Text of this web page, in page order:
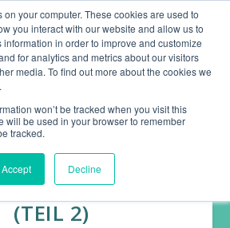
your computer. These cookies are used to
you interact with our website and allow us to
in order to improve and customize
for analytics and metrics about our visitors
media. To find out more about the cookies we
won’t be tracked when you visit this
will be used in your browser to remember
tracked.
Accept Decline
WIE ICH“ –
PLATTFORM
(TEIL 2)